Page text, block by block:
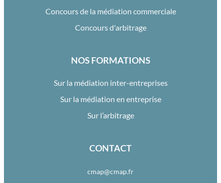
Concours de la médiation commerciale
Concours d'arbitrage
NOS FORMATIONS
Sur la médiation inter-entreprises
Sur la médiation en entreprise
Sur l’arbitrage
CONTACT
cmap@cmap.fr